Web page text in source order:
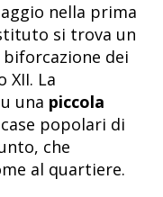
nella prima
si trova un
dei
XII. La
una piccola
popolari di
che
al quartiere.